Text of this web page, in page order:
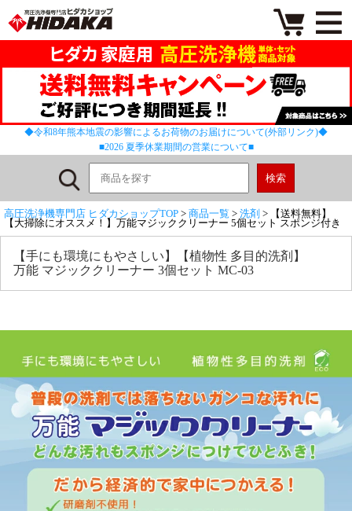
◆令和8年熊本地震の影響によるお荷物のお届けについて(外部リンク)◆
■2026 夏季休業期間の営業について■
高圧洗浄機専門店 ヒダカショップTOP > 商品一覧 > 洗剤 > 【送料無料】
【大掃除にオススメ！】万能マジッククリーナー 5個セット スポンジ付き
【手にも環境にもやさしい】【植物性 多目的洗剤】
万能 マジッククリーナー 3個セット MC-03